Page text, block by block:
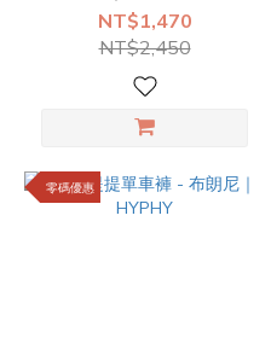
NT$1,470
NT$2,450
零碼優惠